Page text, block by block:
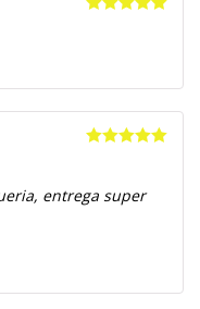
entrega super